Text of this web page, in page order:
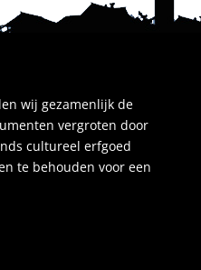
wij gezamenlijk de
vergroten door
cultureel erfgoed
te behouden voor een